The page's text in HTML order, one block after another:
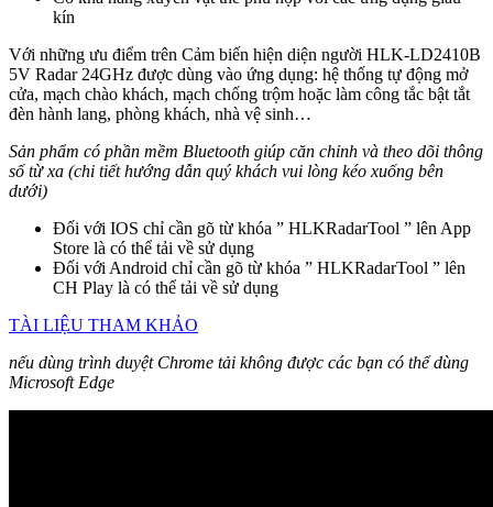
kín
Với những ưu điểm trên Cảm biến hiện diện người HLK-LD2410B
5V Radar 24GHz được dùng vào ứng dụng: hệ thống tự động mở
cửa, mạch chào khách, mạch chống trộm hoặc làm công tắc bật tắt
đèn hành lang, phòng khách, nhà vệ sinh…
Sản phẩm có phần mềm Bluetooth giúp căn chỉnh và theo dõi thông
số từ xa (chi tiết hướng dẫn quý khách vui lòng kéo xuống bên
dưới)
Đối với IOS chỉ cần gõ từ khóa ” HLKRadarTool ” lên App
Store là có thể tải về sử dụng
Đối với Android chỉ cần gõ từ khóa ” HLKRadarTool ” lên
CH Play là có thể tải về sử dụng
TÀI LIỆU THAM KHẢO
nếu dùng trình duyệt Chrome tải không được các bạn có thể dùng
Microsoft Edge